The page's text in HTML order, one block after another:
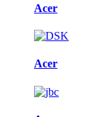
Acer
Acer